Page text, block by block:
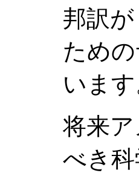
邦訳
ため
います
将来
べき